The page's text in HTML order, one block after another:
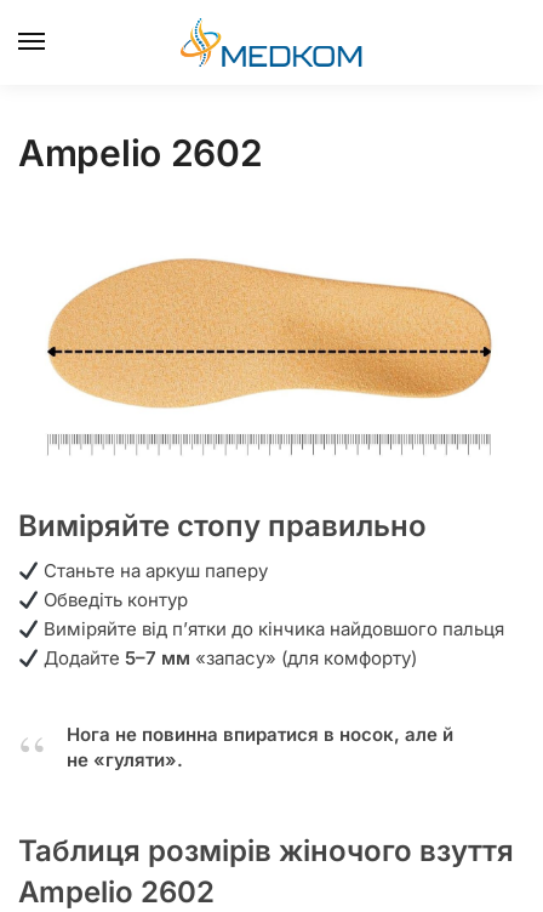
Ampelio 2602
Виміряйте стопу правильно
Станьте на аркуш паперу
Обведіть контур
Виміряйте від п’ятки до кінчика найдовшого пальця
Додайте5–7 мм «запасу» (для комфорту)
Нога не повинна впиратися в носок, але й
не «гуляти».
Таблиця розмірів жіночого взуття
Ampelio 2602